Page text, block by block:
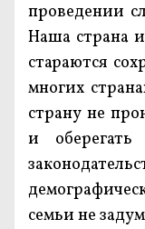
проведении
Наша страна
стараются
многих
страну не
и оберегать
семьи не